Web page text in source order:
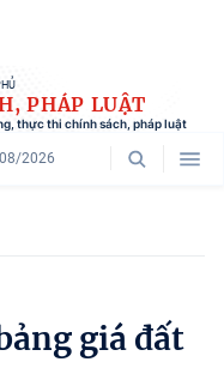
PHÁP LUẬT
thực thi chính sách, pháp luật
2026
giá đất